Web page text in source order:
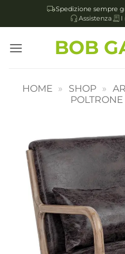
Spedizione sempre
Assistenza
I
BOB
HOME » SHOP »
POLTRONE